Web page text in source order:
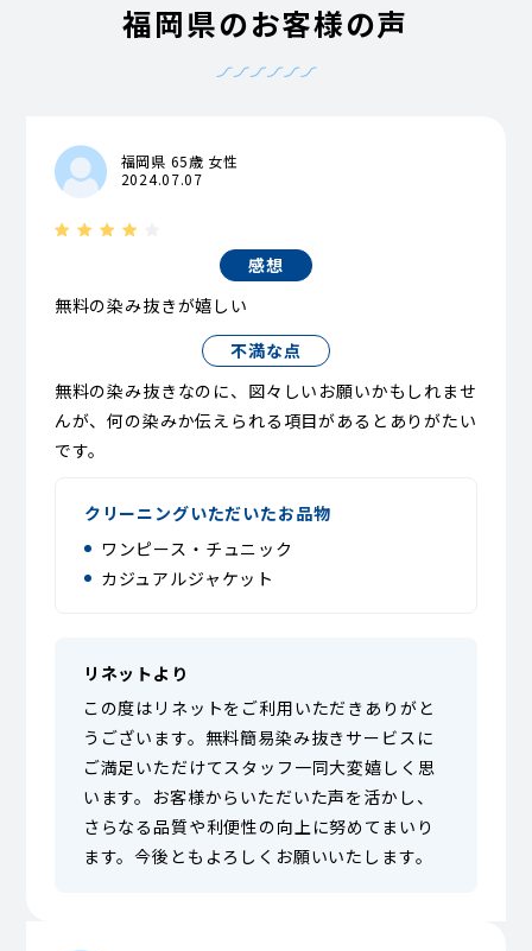
福岡県のお客様の声
福岡県 65歳 女性
2024.07.07
感想
無料の染み抜きが嬉しい
不満な点
無料の染み抜きなのに、図々しいお願いかもしれませ
んが、何の染みか伝えられる項目があるとありがたい
です。
クリーニングいただいたお品物
ワンピース・チュニック
カジュアルジャケット
リネットより
この度はリネットをご利用いただきありがと
うございます。無料簡易染み抜きサービスに
ご満足いただけてスタッフ一同大変嬉しく思
います。お客様からいただいた声を活かし、
さらなる品質や利便性の向上に努めてまいり
ます。今後ともよろしくお願いいたします。